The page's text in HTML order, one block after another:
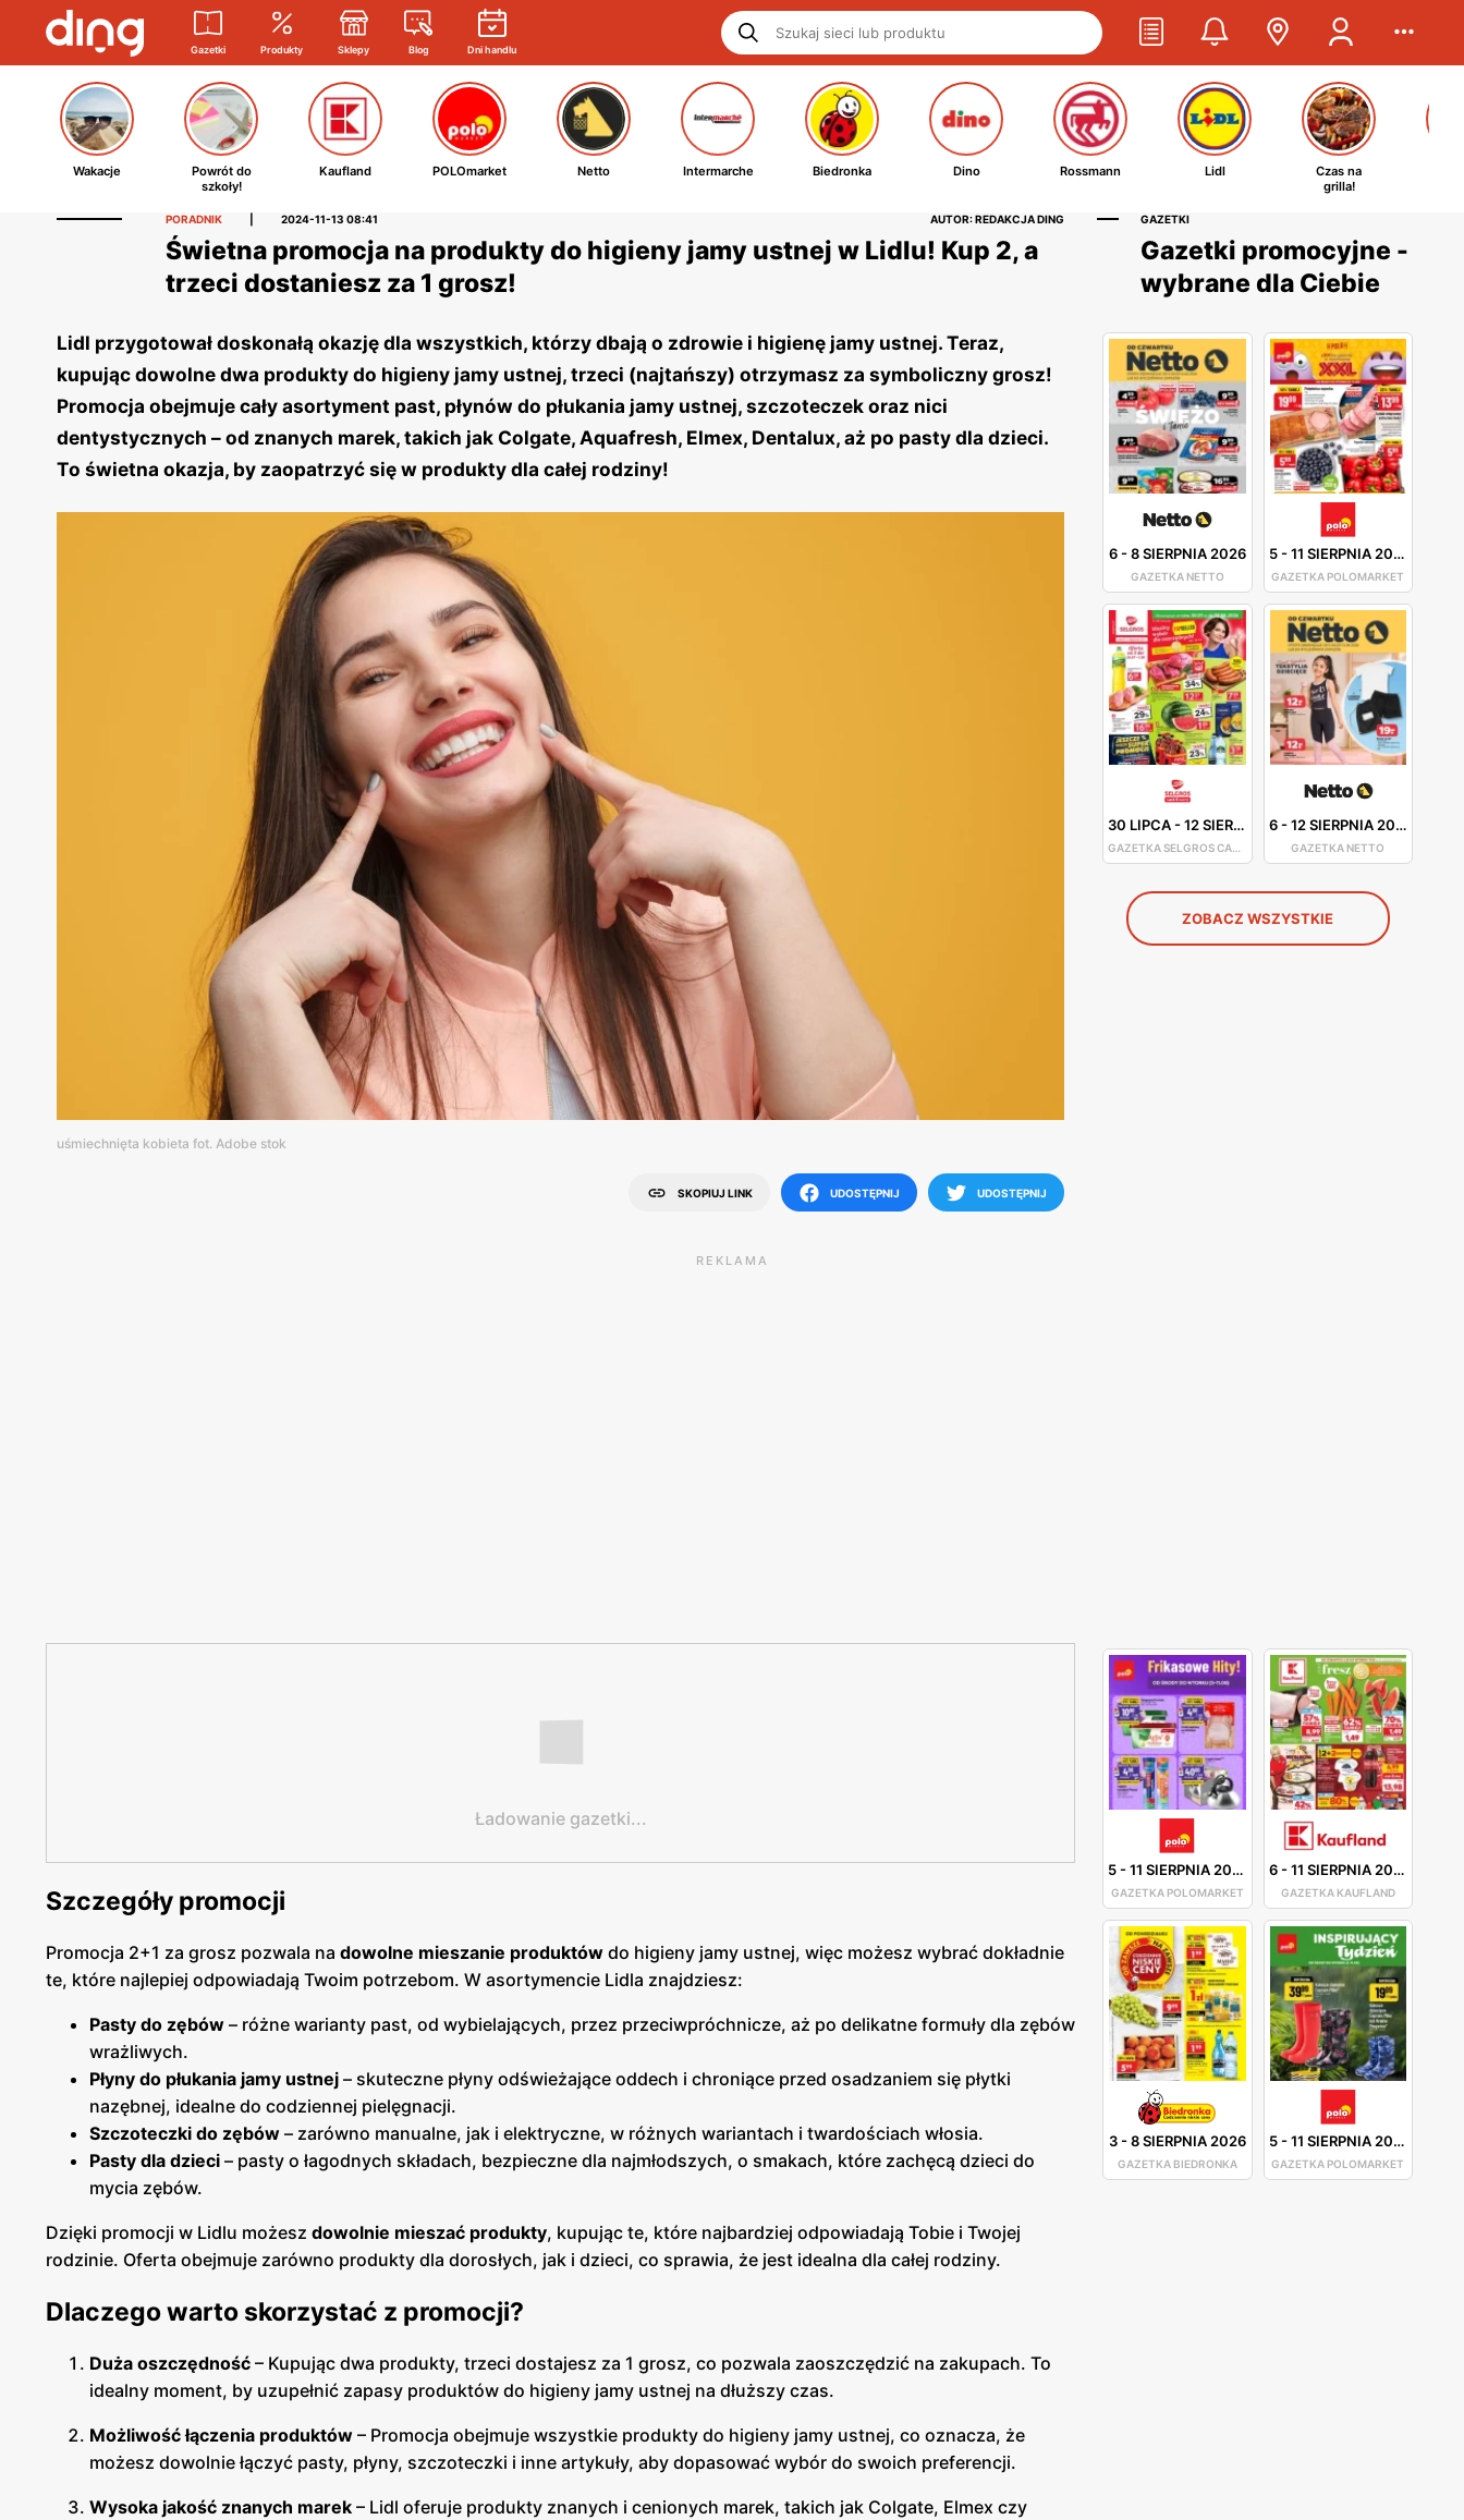
Gazetki Produkty Sklepy Blog Dni handlu
Wakacje
Powrót do
szkoły!
Kaufland POLOmarket Netto Intermarche Biedronka Dino Rossmann Lidl
Czas na
grilla!
PORADNIK 2024-11-13 08:41 AUTOR: REDAKCJA DING
Świetna promocja na produkty do higieny jamy ustnej w Lidlu! Kup 2, a
trzeci dostaniesz za 1 grosz!
Lidl przygotował doskonałą okazję dla wszystkich, którzy dbają o zdrowie i higienę jamy ustnej. Teraz,
kupując dowolne dwa produkty do higieny jamy ustnej, trzeci (najtańszy) otrzymasz za symboliczny grosz!
Promocja obejmuje cały asortyment past, płynów do płukania jamy ustnej, szczoteczek oraz nici
dentystycznych – od znanych marek, takich jak Colgate, Aquafresh, Elmex, Dentalux, aż po pasty dla dzieci.
To świetna okazja, by zaopatrzyć się w produkty dla całej rodziny!
uśmiechnięta kobieta fot. Adobe stok
SKOPIUJ LINK UDOSTĘPNIJ UDOSTĘPNIJ
GAZETKI
Gazetki promocyjne -
wybrane dla Ciebie
6-8 SIERPNIA 2026
GAZETKA NETTO
5-11 SIERPNIA 2026
GAZETKA POLOMARKET
30 LIPCA-12 SIERPNIA 2026
GAZETKA SELGROS CASH&CARRY
6-12 SIERPNIA 2026
GAZETKA NETTO
ZOBACZ WSZYSTKIE
5-11 SIERPNIA 2026
GAZETKA POLOMARKET
6-11 SIERPNIA 2026
GAZETKA KAUFLAND
3-8 SIERPNIA 2026
GAZETKA BIEDRONKA
5-11 SIERPNIA 2026
GAZETKA POLOMARKET
REKLAMA
Ładowanie gazetki...
Szczegóły promocji
Promocja 2+1 za grosz pozwala na dowolne mieszanie produktów do higieny jamy ustnej, więc możesz wybrać dokładnie
te, które najlepiej odpowiadają Twoim potrzebom. W asortymencie Lidla znajdziesz:
Pasty do zębów – różne warianty past, od wybielających, przez przeciwpróchnicze, aż po delikatne formuły dla zębów
wrażliwych.
Płyny do płukania jamy ustnej – skuteczne płyny odświeżające oddech i chroniące przed osadzaniem się płytki
nazębnej, idealne do codziennej pielęgnacji.
Szczoteczki do zębów – zarówno manualne, jak i elektryczne, w różnych wariantach i twardościach włosia.
Pasty dla dzieci – pasty o łagodnych składach, bezpieczne dla najmłodszych, o smakach, które zachęcą dzieci do
mycia zębów.
Dzięki promocji w Lidlu możesz dowolnie mieszać produkty, kupując te, które najbardziej odpowiadają Tobie i Twojej
rodzinie. Oferta obejmuje zarówno produkty dla dorosłych, jak i dzieci, co sprawia, że jest idealna dla całej rodziny.
Dlaczego warto skorzystać z promocji?
Duża oszczędność – Kupując dwa produkty, trzeci dostajesz za 1 grosz, co pozwala zaoszczędzić na zakupach. To
idealny moment, by uzupełnić zapasy produktów do higieny jamy ustnej na dłuższy czas.
Możliwość łączenia produktów – Promocja obejmuje wszystkie produkty do higieny jamy ustnej, co oznacza, że
możesz dowolnie łączyć pasty, płyny, szczoteczki i inne artykuły, aby dopasować wybór do swoich preferencji.
Wysoka jakość znanych marek – Lidl oferuje produkty znanych i cenionych marek, takich jak Colgate, Elmex czy